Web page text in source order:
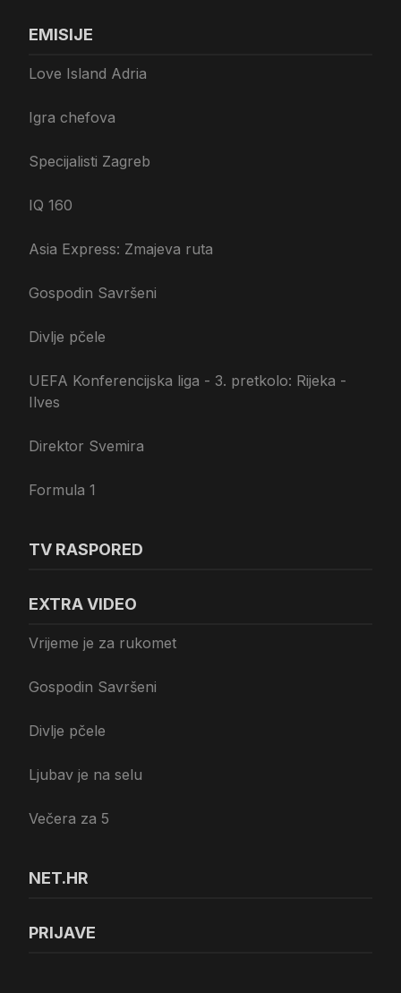
EMISIJE
Love Island Adria
Igra chefova
Specijalisti Zagreb
IQ 160
Asia Express: Zmajeva ruta
Gospodin Savršeni
Divlje pčele
UEFA Konferencijska liga - 3. pretkolo: Rijeka -
Ilves
Direktor Svemira
Formula 1
TV RASPORED
EXTRA VIDEO
Vrijeme je za rukomet
Gospodin Savršeni
Divlje pčele
Ljubav je na selu
Večera za 5
NET.HR
PRIJAVE